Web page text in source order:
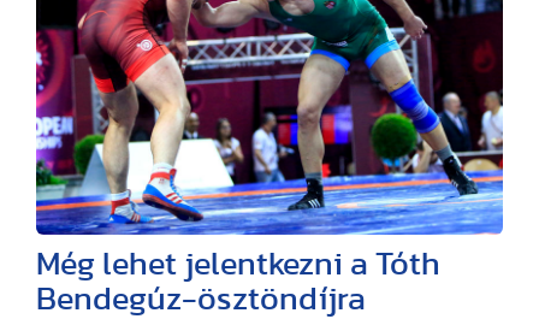
Még lehet jelentkezni a Tóth
Bendegúz-ösztöndíjra